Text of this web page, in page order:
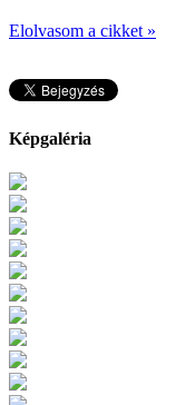
Elolvasom a cikket »
Képgaléria